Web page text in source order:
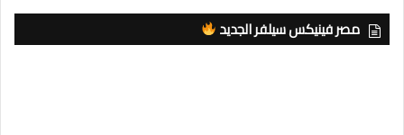
مصر فينيكس سيلفر الجديد